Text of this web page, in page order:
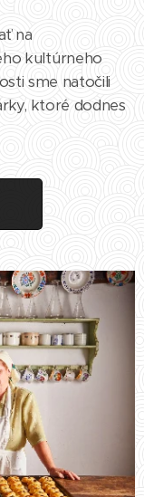
na
kultúrneho
sme natočili
ktoré dodnes